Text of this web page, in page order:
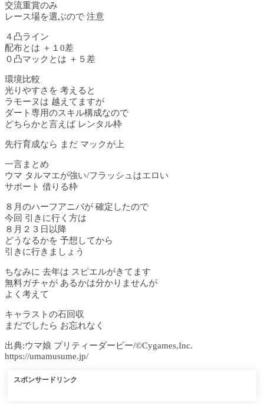
交流重賞のみ
レース場を選ぶので 注意
４凸ライン
配布とは ＋１0差
０凸マックとは ＋５差
環境比較
光りやすさを 考えると
ラモーヌは 越えてますが
ダート専用のスキル構成なので
どちらかと言えば レンタル枠
先行育成なら まだ マックが上
一言まとめ
ウマ タルマエが強い/フラッシュはエロい
サポート 借りる枠
８月のハーフアニバが 確定したので
今回 引きに行く方は
８月２３日以降
どうなるかを 予想してから
引きに行きましょう
ちなみに 去年は スピエルがきてます
無料ガチャが あるかは分かりませんが
よく考えて
キャラストの石回収
まだでしたら お忘れなく
出典:ウマ娘 プリティーダービー/©Cygames,Inc.
https://umamusume.jp/
スポンサードリンク